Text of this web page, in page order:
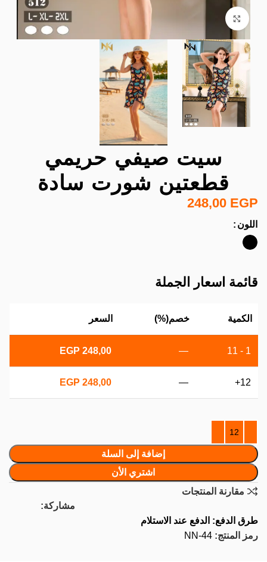
سيت صيفي حريمي
قطعتين شورت سادة
248,00 EGP
اللون
قائمة اسعار الجملة
الكمية خصم(%) السعر
1 - 11
—
248,00
EGP
12+
—
248,00
EGP
إضافة إلى السلة
اشتري الأن
مقارنة المنتجات
مشاركة:
طرق الدفع: الدفع عند الاستلام
رمز المنتج:NN-44